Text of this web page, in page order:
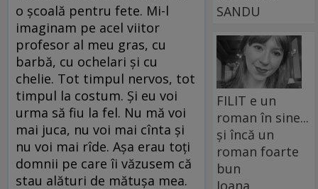
o şcoală pentru fete. Mi-l
imaginam pe acel viitor
profesor al meu gras, cu
barbă, cu ochelari şi cu
chelie. Tot timpul nervos, tot
timpul la costum. Şi eu voi
urma să fiu la fel. Nu mă voi
mai juca, nu voi mai cînta şi
nu voi mai rîde. Aşa erau toţi
domnii pe care îi văzusem că
stau alături de mătuşa mea.
SANDU
FILIT e un
roman în sine...
și încă un
roman foarte
bun
Ioana